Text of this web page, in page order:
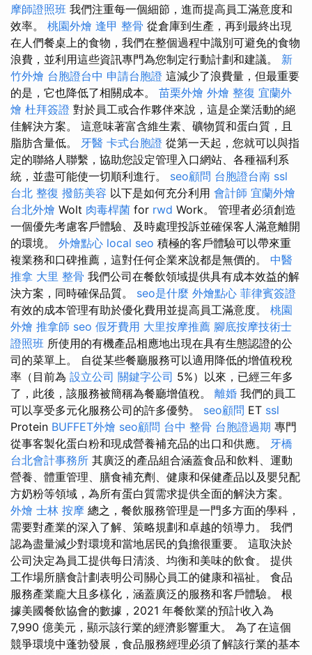
摩師證照班 我們注重每一個細節，進而提高員工滿意度和
效率。 桃園外燴 逢甲 整骨 從倉庫到生產，再到最終出現
在人們餐桌上的食物，我們在整個過程中識別可避免的食物
浪費，並利用這些資訊專門為您制定行動計劃和建議。 新
竹外燴 台胞證台中 申請台胞證 這減少了浪費量，但最重要
的是，它也降低了相關成本。 苗栗外燴 外燴 整復 宜蘭外
燴 杜拜簽證 對於員工或合作夥伴來說，這是企業活動的絕
佳解決方案。 這意味著富含維生素、礦物質和蛋白質，且
脂肪含量低。 牙醫 卡式台胞證 從第一天起，您就可以與指
定的聯絡人聯繫，協助您設定管理入口網站、各種福利系
統，並盡可能使一切順利進行。 seo顧問 台胞證台南 ssl
台北 整復 撥筋美容 以下是如何充分利用 會計師 宜蘭外燴
台北外燴 Wolt 肉毒桿菌 for rwd Work。 管理者必須創造
一個優先考慮客戶體驗、及時處理投訴並確保客人滿意離開
的環境。 外燴點心 local seo 積極的客戶體驗可以帶來重
複業務和口碑推薦，這對任何企業來說都是無價的。 中醫
推拿 大里 整骨 我們公司在餐飲領域提供具有成本效益的解
決方案，同時確保品質。 seo是什麼 外燴點心 菲律賓簽證
有效的成本管理有助於優化費用並提高員工滿意度。 桃園
外燴 推拿師 seo 假牙費用 大里按摩推薦 腳底按摩技術士
證照班 所使用的有機產品相應地出現在具有生態認證的公
司的菜單上。 自從某些餐廳服務可以適用降低的增值稅稅
率（目前為 設立公司 關鍵字公司 5%）以來，已經三年多
了，此後，該服務被簡稱為餐廳增值稅。 離婚 我們的員工
可以享受多元化服務公司的許多優勢。 seo顧問 ET ssl
Protein BUFFET外燴 seo顧問 台中 整骨 台胞證過期 專門
從事客製化蛋白粉和現成營養補充品的出口和供應。 牙橋
台北會計事務所 其廣泛的產品組合涵蓋食品和飲料、運動
營養、體重管理、膳食補充劑、健康和保健產品以及嬰兒配
方奶粉等領域，為所有蛋白質需求提供全面的解決方案。
外燴 士林 按摩 總之，餐飲服務管理是一門多方面的學科，
需要對產業的深入了解、策略規劃和卓越的領導力。 我們
認為盡量減少對環境和當地居民的負擔很重要。 這取決於
公司決定為員工提供每日清淡、均衡和美味的飲食。 提供
工作場所膳食計劃表明公司關心員工的健康和福祉。 食品
服務產業龐大且多樣化，涵蓋廣泛的服務和客戶體驗。 根
據美國餐飲協會的數據，2021 年餐飲業的預計收入為
7,990 億美元，顯示該行業的經濟影響重大。 為了在這個
競爭環境中蓬勃發展，食品服務經理必須了解該行業的基本